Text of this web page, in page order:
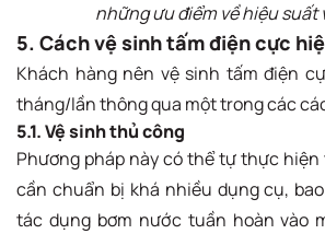
những ưu điểm về hiệu suất
5. Cách vệ sinh tấm điện cực
Khách hàng nên vệ sinh tấm điện
tháng/lần thông qua một trong các
5.1. Vệ sinh thủ công
Phương pháp này có thể tự thực
cần chuẩn bị khá nhiều dụng cụ,
tác dụng bơm nước tuần hoàn vào